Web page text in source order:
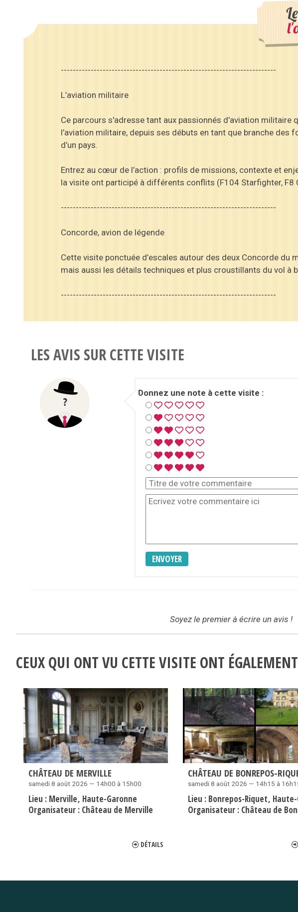
------------------------------------------------------------------------
L’aviation militaire
Ce parcours s'adresse tant aux passionnés d'aviation militaire
l’aviation militaire, depuis ses débuts en tant que branche des
d’un pays.
Entrez au cœur de l’action : profils de missions, contexte et
la visite ont participé à différents conflits (F104 Starfighter, F8
------------------------------------------------------------------------
Concorde, avion de légende
Cette visite ponctuée d’escales autour des deux Concorde du
mais aussi les détails techniques et plus croustillants du vol à
------------------------------------------------------------------------
LES AVIS SUR CETTE VISITE
Donnez une note à cette visite :
ENVOYER
Soyez le premier à écrire un avis !
CEUX QUI ONT VU CETTE VISITE ONT
CHÂTEAU DE MERVILLE
samedi 8 août 2026 — 14h00 à 15h00
Lieu : Merville Haute-Garonne
Organisateur : Château de Merville
DÉTAILS
CHÂTEAU DE BONREPOS-
samedi 8 août 2026 — 14h15 à
Lieu : Bonrepos-Riquet Haute-
Organisateur : Château de